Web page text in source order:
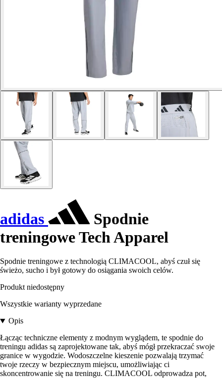
adidas
Spodnie
treningowe Tech Apparel
Spodnie treningowe z technologią CLIMACOOL, abyś czuł się
świeżo, sucho i był gotowy do osiągania swoich celów.
Produkt niedostępny
Wszystkie warianty wyprzedane
Opis
Łącząc techniczne elementy z modnym wyglądem, te spodnie do
treningu adidas są zaprojektowane tak, abyś mógł przekraczać swoje
granice w wygodzie. Wodoszczelne kieszenie pozwalają trzymać
twoje rzeczy w bezpiecznym miejscu, umożliwiając ci
skoncentrowanie się na treningu. CLIMACOOL odprowadza pot,